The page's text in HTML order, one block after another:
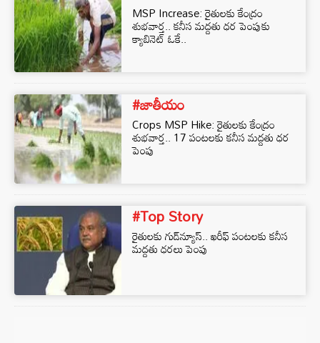
MSP Increase: రైతులకు కేంద్రం
శుభవార్త.. కనీస మద్దతు ధర పెంపుకు
క్యాబినెట్ ఓకే..
#జాతీయం
Crops MSP Hike: రైతులకు కేంద్రం
శుభవార్త.. 17 పంటలకు కనీస మద్దతు ధర
పెంపు
#Top Story
రైతులకు గుడ్‌న్యూస్‌.. ఖరీఫ్‌ పంటలకు కనీస
మద్దతు ధరలు పెంపు